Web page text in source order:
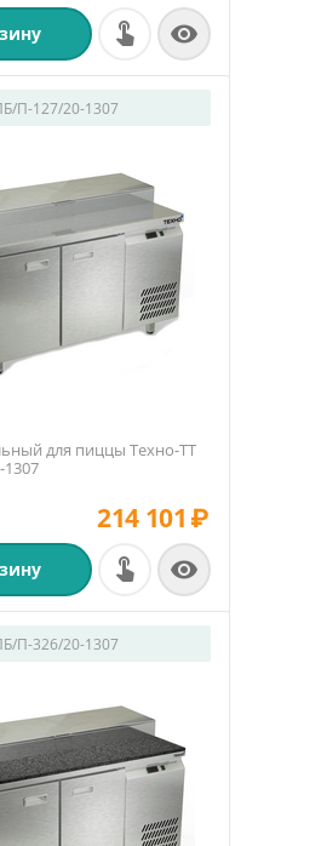

П-127/20-1307
для пиццы Техно-ТТ
214 101 ₽

П-326/20-1307